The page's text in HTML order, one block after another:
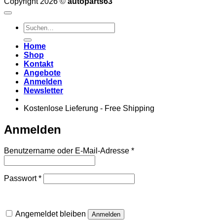
Suchen
nach:
Home
Shop
Kontakt
Angebote
Anmelden
Newsletter
Kostenlose Lieferung - Free Shipping
Anmelden
Benutzername oder E-Mail-Adresse *Erforderlich
Passwort*Erforderlich
Angemeldet bleiben Anmelden